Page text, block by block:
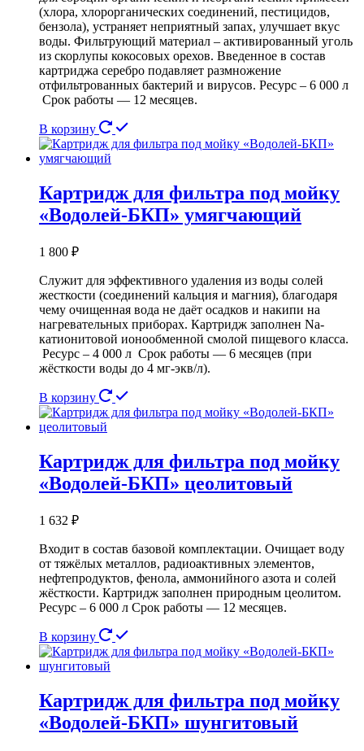
(хлора, хлорорганических соединений, пестицидов,
бензола), устраняет неприятный запах, улучшает вкус
воды. Фильтрующий материал – активированный уголь
из скорлупы кокосовых орехов. Введенное в состав
картриджа серебро подавляет размножение
отфильтрованных бактерий и вирусов. Ресурс – 6 000 л
Срок работы — 12 месяцев.
В корзину
Картридж для фильтра под мойку
«Водолей-БКП» умягчающий
1 800 ₽
Служит для эффективного удаления из воды солей
жесткости (соединений кальция и магния), благодаря
чему очищенная вода не даёт осадков и накипи на
нагревательных приборах. Картридж заполнен Na-
катионитовой ионообменной смолой пищевого класса.
Ресурс – 4 000 л Срок работы — 6 месяцев (при
жёсткости воды до 4 мг-экв/л).
В корзину
Картридж для фильтра под мойку
«Водолей-БКП» цеолитовый
1 632 ₽
Входит в состав базовой комплектации. Очищает воду
от тяжёлых металлов, радиоактивных элементов,
нефтепродуктов, фенола, аммонийного азота и солей
жёсткости. Картридж заполнен природным цеолитом.
Ресурс – 6 000 л Срок работы — 12 месяцев.
В корзину
Картридж для фильтра под мойку
«Водолей-БКП» шунгитовый